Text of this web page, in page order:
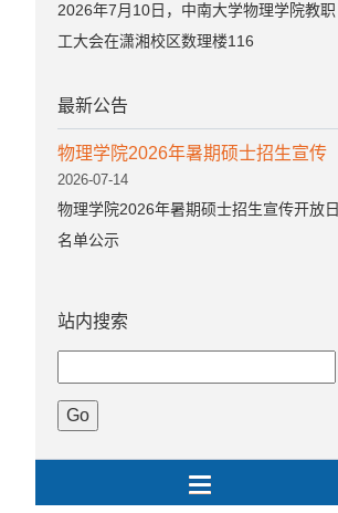
2026年7月10日，中南大学物理学院教职
工大会在潇湘校区数理楼116
最新公告
物理学院2026年暑期硕士招生宣传
2026-07-14
物理学院2026年暑期硕士招生宣传开放日
名单公示
站内搜索